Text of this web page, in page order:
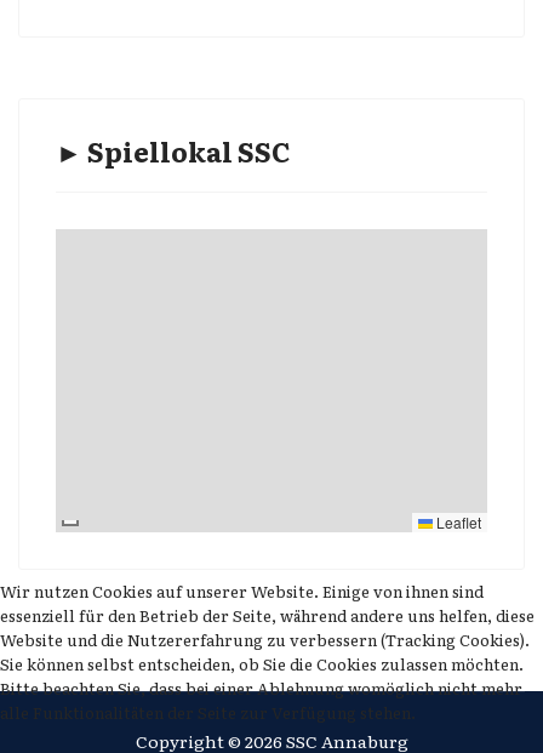
► Spiellokal SSC
Leaflet
Copyright © 2026 SSC Annaburg
Wir nutzen Cookies auf unserer Website. Einige von ihnen sind
essenziell für den Betrieb der Seite, während andere uns helfen, diese
Website und die Nutzererfahrung zu verbessern (Tracking Cookies).
Sie können selbst entscheiden, ob Sie die Cookies zulassen möchten.
Bitte beachten Sie, dass bei einer Ablehnung womöglich nicht mehr
alle Funktionalitäten der Seite zur Verfügung stehen.